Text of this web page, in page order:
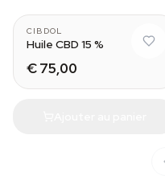
CIBDOL
Huile CBD 15 %
€ 75,00